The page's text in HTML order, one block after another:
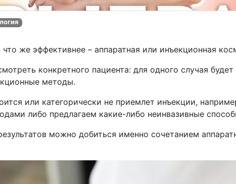
же эффективнее – аппаратная или инъекционная
конкретного пациента: для одного случая
методы.
или категорически не приемлет инъекции,
либо предлагаем какие-либо неинвазивные
можно добиться именно сочетанием